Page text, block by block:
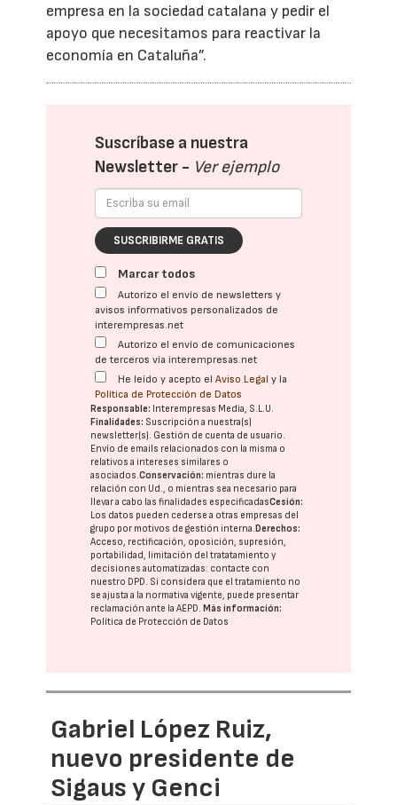
empresa en la sociedad catalana y pedir el
apoyo que necesitamos para reactivar la
economía en Cataluña”.
Suscríbase a nuestra
Newsletter - Ver ejemplo
SUSCRIBIRME GRATIS
Marcar todos
Autorizo el envío de newsletters y
avisos informativos personalizados de
interempresas.net
Autorizo el envío de comunicaciones
de terceros vía interempresas.net
He leído y acepto elAviso Legal y la
Política de Protección de Datos
Responsable: Interempresas Media, S.L.U.
Finalidades: Suscripción a nuestra(s)
newsletter(s). Gestión de cuenta de usuario.
Envío de emails relacionados con la misma o
relativos a intereses similares o
asociados.Conservación: mientras dure la
relación con Ud., o mientras sea necesario para
llevar a cabo las finalidades especificadasCesión:
Los datos pueden cederse a otras empresas del
grupo por motivos de gestión interna.Derechos:
Acceso, rectificación, oposición, supresión,
portabilidad, limitación del tratatamiento y
decisiones automatizadas: contacte con
nuestro DPD. Si considera que el tratamiento no
se ajusta a la normativa vigente, puede presentar
reclamación ante laAEPD.Más información:
Política de Protección de Datos
Gabriel López Ruiz,
nuevo presidente de
Sigaus y Genci